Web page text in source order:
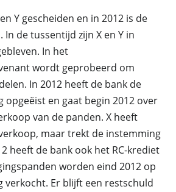
Y gescheiden en in 2012 is de
de tussentijd zijn X en Y in
In het
wordt geprobeerd om
In 2012 heeft de bank de
opgeëist en gaat begin 2012 over
van de panden. X heeft
maar trekt de instemming
heeft de bank ook het RC-krediet
worden eind 2012 op
verkocht. Er blijft een restschuld